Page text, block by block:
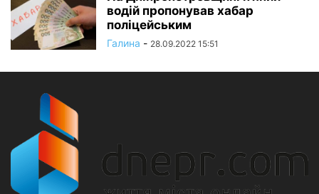
водій пропонував хабар
поліцейським
Галина - 28.09.2022 15:51